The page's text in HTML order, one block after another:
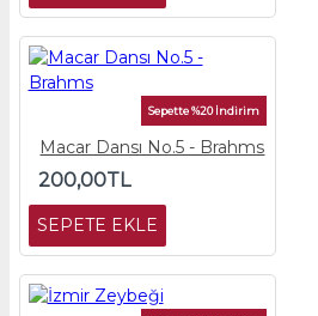
Sepette %20 İndirim
Macar Dansı No.5 - Brahms
200,00TL
SEPETE EKLE